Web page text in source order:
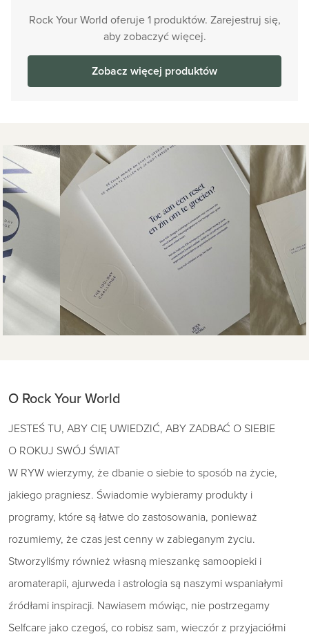
Rock Your World oferuje 1 produktów. Zarejestruj się,
aby zobaczyć więcej.
Zobacz więcej produktów
O Rock Your World
JESTEŚ TU, ABY CIĘ UWIEDZIĆ, ABY ZADBAĆ O SIEBIE
O ROKUJ SWÓJ ŚWIAT
W RYW wierzymy, że dbanie o siebie to sposób na życie,
jakiego pragniesz. Świadomie wybieramy produkty i
programy, które są łatwe do zastosowania, ponieważ
rozumiemy, że czas jest cenny w zabieganym życiu.
Stworzyliśmy również własną mieszankę samoopieki i
aromaterapii, ajurweda i astrologia są naszymi wspaniałymi
źródłami inspiracji. Nawiasem mówiąc, nie postrzegamy
Selfcare jako czegoś, co robisz sam, wieczór z przyjaciółmi